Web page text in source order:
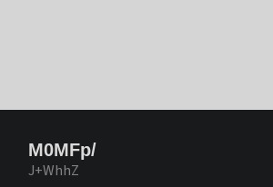
M0MFp/
J+WhhZ